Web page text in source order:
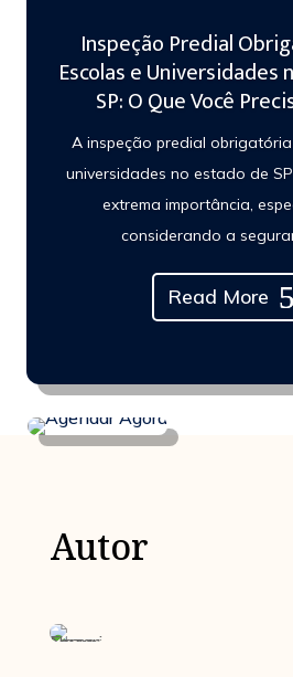
Inspeção Predial
Escolas e Universidades
SP: O Que Você
A inspeção predial
universidades no estado de
extrema importância,
considerando a
Read More
Autor